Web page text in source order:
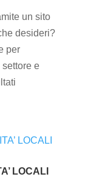
un sito
desideri?
per
e
LOCALI